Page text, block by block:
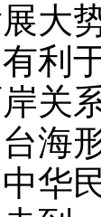
大
利
关
海
华